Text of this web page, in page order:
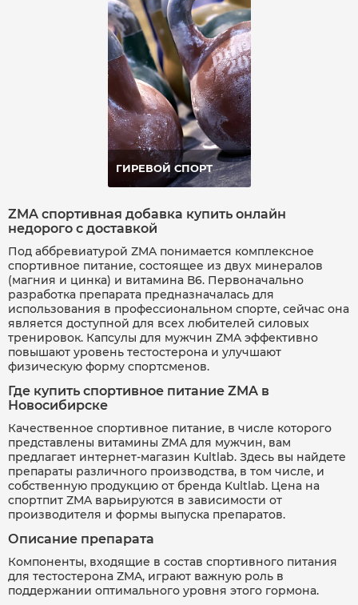
ГИРЕВОЙ СПОРТ
ZMA спортивная добавка купить онлайн
недорого с доставкой
Под аббревиатурой ZMA понимается комплексное
спортивное питание, состоящее из двух минералов
(магния и цинка) и витамина В6. Первоначально
разработка препарата предназначалась для
использования в профессиональном спорте, сейчас она
является доступной для всех любителей силовых
тренировок. Капсулы для мужчин ZMA эффективно
повышают уровень тестостерона и улучшают
физическую форму спортсменов.
Где купить спортивное питание ZMA в
Новосибирске
Качественное спортивное питание, в числе которого
представлены витамины ZMA для мужчин, вам
предлагает интернет-магазин Kultlab. Здесь вы найдете
препараты различного производства, в том числе, и
собственную продукцию от бренда Kultlab. Цена на
спортпит ZMA варьируются в зависимости от
производителя и формы выпуска препаратов.
Описание препарата
Компоненты, входящие в состав спортивного питания
для тестостерона ZMA, играют важную роль в
поддержании оптимального уровня этого гормона.